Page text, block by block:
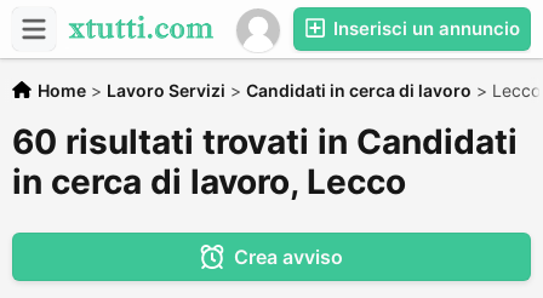
Inserisci un annuncio
Home > Lavoro Servizi > Candidati in cerca di lavoro > Lecco
60 risultati trovati in Candidati
in cerca di lavoro, Lecco
Crea avviso